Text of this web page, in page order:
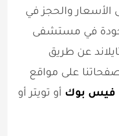
الأسعار والحجز في
في مستشفى
عن طريق
على مواقع
فيس بوك أو تويتر أو